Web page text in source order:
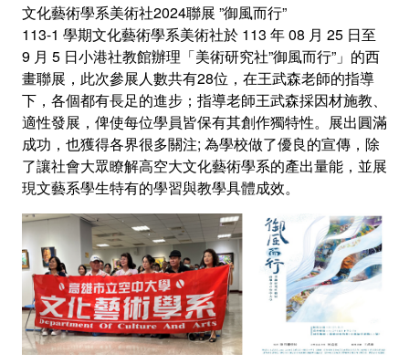
文化藝術學系美術社2024聯展 ”御風而行”
113-1 學期文化藝術學系美術社於 113 年 08 月 25 日至
9 月 5 日小港社教館辦理「美術研究社”御風而行”」的西
畫聯展，此次參展人數共有28位，在王武森老師的指導
下，各個都有長足的進步；指導老師王武森採因材施教、
適性發展，俾使每位學員皆保有其創作獨特性。展出圓滿
成功，也獲得各界很多關注; 為學校做了優良的宣傳，除
了讓社會大眾瞭解高空大文化藝術學系的產出量能，並展
現文藝系學生特有的學習與教學具體成效。